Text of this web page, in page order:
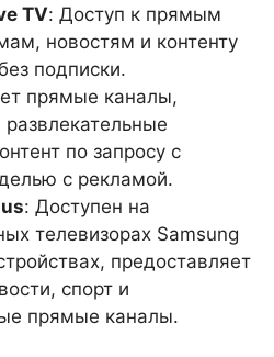
TV: Доступ к прямым
новостям и контенту
подписки.
прямые каналы,
развлекательные
по запросу с
с рекламой.
: Доступен на
телевизорах Samsung
предоставляет
спорт и
прямые каналы.